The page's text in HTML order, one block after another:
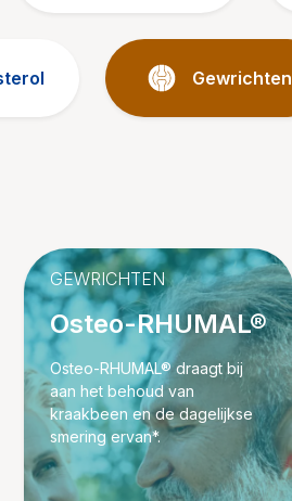
Gewrichten
GEWRICHTEN
Osteo-RHUMAL®
Osteo-RHUMAL® draagt ​​bij
aan het behoud van
kraakbeen en de dagelijkse
smering ervan*.